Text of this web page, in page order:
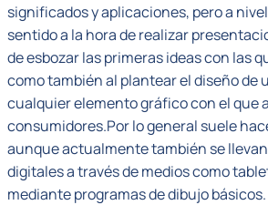
significados y aplicaciones, pero a
sentido a la hora de realizar
de esbozar las primeras ideas con las
como también al plantear el diseño de
cualquier elemento gráfico con el que
consumidores.Por lo general suele
aunque actualmente también se
digitales a través de medios como
mediante programas de dibujo